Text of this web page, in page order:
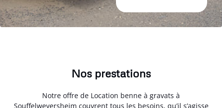
Nos prestations
Notre offre de Location benne à gravats à
Souffelweyersheim couvrent tous les besoins, qu’il s’agisse